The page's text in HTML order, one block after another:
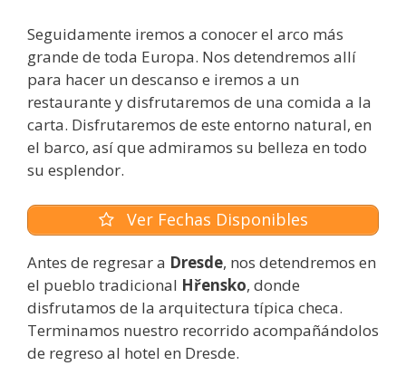
Seguidamente iremos a conocer el arco más
grande de toda Europa. Nos detendremos allí
para hacer un descanso e iremos a un
restaurante y disfrutaremos de una comida a la
carta. Disfrutaremos de este entorno natural, en
el barco, así que admiramos su belleza en todo
su esplendor.
Ver Fechas Disponibles
Antes de regresar a Dresde, nos detendremos en
el pueblo tradicional Hřensko, donde
disfrutamos de la arquitectura típica checa.
Terminamos nuestro recorrido acompañándolos
de regreso al hotel en Dresde.